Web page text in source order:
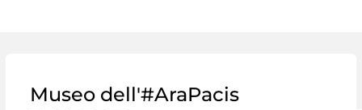
Museo dell'#AraPacis